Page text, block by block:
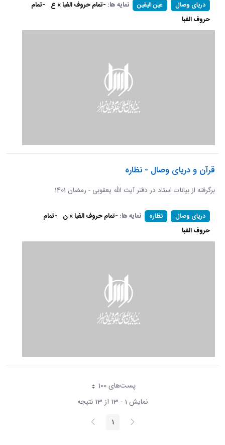
دریای وصال عین الیقین نمایه ها: -تمام حروف الفبا » ع -تمام
حروف الفبا
قرآن و دریای وصال - نظاره
برگرفته از بیانات استاد در دفتر آیت الله یعقوبی - رمضان 1401
دریای وصال نظاره نمایه ها: -تمام حروف الفبا » ن -تمام
حروف الفبا
پست‌‌های 100هر صفحه
نمایش 1 - 13 از 13 نتیجه
پیغام
قبلی صفحه1 صفحه
بعد